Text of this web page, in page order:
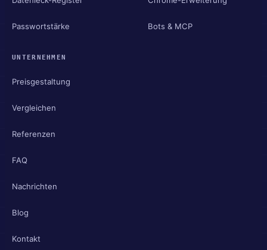
Passwortstärke Bots & MCP
UNTERNEHMEN
Preisgestaltung
Vergleichen
Referenzen
FAQ
Nachrichten
Blog
Kontakt